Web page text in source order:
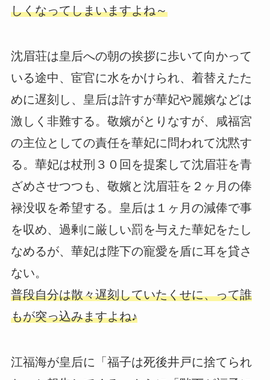
しくなってしまいますよね～
沈眉荘は皇后への朝の挨拶に歩いて向かって
いる途中、宦官に水をかけられ、着替えたた
めに遅刻し、皇后は許すが華妃や麗嬪などは
激しく非難する。敬嬪がとりなすが、咸福宮
の主位としての責任を華妃に問われて沈黙す
る。華妃は杖刑３０回を提案して沈眉荘を青
ざめさせつつも、敬嬪と沈眉荘を２ヶ月の俸
禄没収を希望する。皇后は１ヶ月の減俸で事
を収め、過剰に厳しい罰を与えた華妃をたし
なめるが、華妃は陛下の寵愛を盾に耳を貸さ
ない。
普段自分は散々遅刻していたくせに、って誰
もが突っ込みますよね♪
江福海が皇后に「福子は死後井戸に捨てられ